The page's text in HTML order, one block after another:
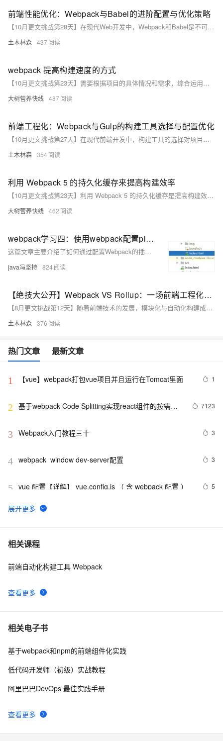
前端性能优化：Webpack与Babel的进阶配置与优化策略
【10月更文挑战第28天】在现代Web开发中，Webpack和Babel是不可或缺的工具，分别负责模块打包和ES6+代码转换。本文探讨了它们的进阶配置与优化策略，包括Webpack的代码压缩、缓存优化和代码分割，以及Babel的按需引入polyfill和目标浏览器设置。通过这些优化，可以显著提升应用的加载速度和运行效率，从而改善用户体验。
土木林森 437
webpack 提高构建速度的方式
【10月更文挑战第23天】需要根据项目的具体情况和需求，综合运用这些方法，不断进行优化和改进，以达到最佳的构建速度和效果。同时，随着项目的发展和变化，还需要持续关注和调整构建速度的相关措施，以适应不断变化的需求。
大树营养快线 487
前端工程化：Webpack与Gulp的构建工具选择与配置优化
【10月更文挑战第27天】在现代前端开发中，构建工具的选择对项目的效率和可维护性至关重要。本文比较了Webpack和Gulp两个流行的构建工具，介绍了它们的特点和适用场景，并提供了配置优化的最佳实践。Webpack适合大型模块化项目，Gulp则适用于快速自动化构建流程。通过合理的配置优化，可以显著提升构建效率和性能。
土木林森 354
利用 Webpack 5 的持久化缓存来提高构建效率
【10月更文挑战第23天】利用 Webpack 5 的持久化缓存是提高构建效率的有效手段。通过合理的配置和管理，我们可以充分发挥缓存的优势，为项目的构建和开发带来更大的便利和效率提升。你可以根据项目的实际情况，结合以上步骤和方法，进一步优化和完善利用持久化缓存的策略，以达到最佳的构建效果。同时，不断探索和实践新的方法和技术，以适应不断变化的前端开发环境和需求。
大树营养快线 462
webpack学习四：使用webpack配置plugin，来使用HtmlWebpackPlugin、uglifyjs-webpack-plugin、webpack-dev-server等插件简化开发
这篇文章主要介绍了如何通过配置Webpack的插件，如HtmlWebpackPlugin、uglifyjs-webpack-plugin和webpack-dev-server，来简化前端开发流程。
java冯坚持 824
【绝技大公开】Webpack VS Rollup：一场前端工程化领域的巅峰对决，谁能笑到最后？——揭秘两大构建神器背后的秘密与奇迹！
【8月更文挑战第12天】随着前端技术的发展，模块化与自动化构建成为标准实践。Webpack与Rollup作为主流构建工具，各具特色。Webpack是一款全能型打包器，能处理多种静态资源，配置灵活，适合复杂项目；Rollup专注于ES6模块打包，利用Tree Shaking技术减少冗余，生成更精简的代码。Rollup构建速度快，配置简洁，而Webpack则拥有更丰富的插件生态系统。选择合适的工具需根据项目需求和个人偏好决定。两者都能有效提升前端工程化水平，助力高质量应用开发。
土木林森 376
热门文章 最新文章
1 【vue】webpack打包vue项目并且运行在Tomcat里面 1
2 基于webpack Code Splitting实现react组件的按需加
7123
3 Webpack入门教程三十 3
4 webpack  window dev-server配置 3
5 vue 配置【详解】 vue.config.js （ 含 webpack 配置 ） 5
6 Webpack 入门教程2
7 手写webpack核心原理，再也不怕面试官问我webpack原
8 爆肝总结万字长文笔记webpack5打包资源优化
9 Webpack 4 和 Webpack 5 区别？
10
相关课程
查看更多
前端自动化构建工具 Webpack
相关电子书
查看更多
基于webpack和npm的前端组件化实践
低代码开发师（初级）实战教程
阿里巴巴DevOps 最佳实践手册